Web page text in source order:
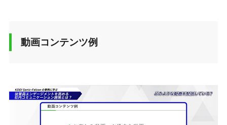
動画コンテンツ例